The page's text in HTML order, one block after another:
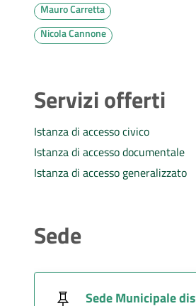
Mauro Carretta
Nicola Cannone
Servizi offerti
Istanza di accesso civico
Istanza di accesso documentale
Istanza di accesso generalizzato
Sede
Sede Municipale